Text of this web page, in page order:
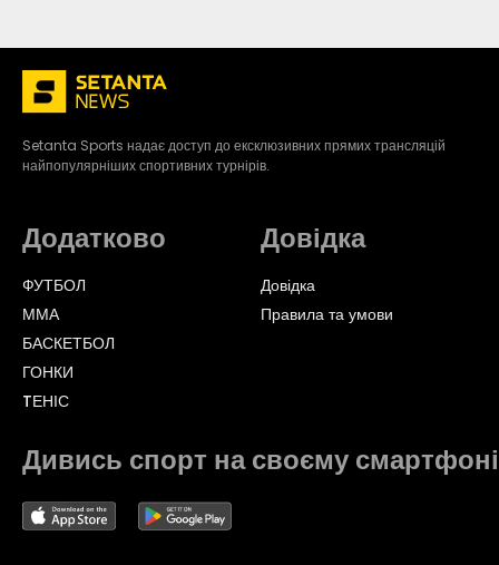
Setanta Sports надає доступ до ексклюзивних прямих трансляцій
найпопулярніших спортивних турнірів.
Додатково
ФУТБОЛ
ММА
БАСКЕТБОЛ
ГОНКИ
TЕНІС
Довідка
Довідка
Правила та умови
Дивись спорт на своєму смартфоні